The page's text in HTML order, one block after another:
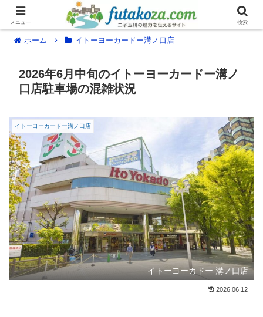
ホーム イトーヨーカードー溝ノ口店
2026年6月中旬のイトーヨーカードー溝ノ
口店駐車場の混雑状況
イトーヨーカードー溝ノ口店
イトーヨーカドー 溝ノ口店
2026.06.12
メニュー 検索